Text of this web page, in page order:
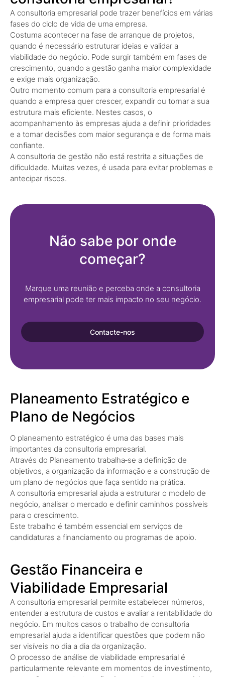
A consultoria empresarial pode trazer benefícios em várias
fases do ciclo de vida de uma empresa.
Costuma acontecer na fase de arranque de projetos,
quando é necessário estruturar ideias e validar a
viabilidade do negócio. Pode surgir também em fases de
crescimento, quando a gestão ganha maior complexidade
e exige mais organização.
Outro momento comum para a consultoria empresarial é
quando a empresa quer crescer, expandir ou tornar a sua
estrutura mais eficiente. Nestes casos, o
acompanhamento às empresas ajuda a definir prioridades
e a tomar decisões com maior segurança e de forma mais
confiante.
A consultoria de gestão não está restrita a situações de
dificuldade. Muitas vezes, é usada para evitar problemas e
antecipar riscos.
Não sabe por onde
começar?
Marque uma reunião e perceba onde a consultoria
empresarial pode ter mais impacto no seu negócio.
Contacte-nos
Planeamento Estratégico e
Plano de Negócios
O planeamento estratégico é uma das bases mais
importantes da consultoria empresarial.
Através do Planeamento trabalha‑se a definição de
objetivos, a organização da informação e a construção de
um plano de negócios que faça sentido na prática.
A consultoria empresarial ajuda a estruturar o modelo de
negócio, analisar o mercado e definir caminhos possíveis
para o crescimento.
Este trabalho é também essencial em serviços de
candidaturas a financiamento ou programas de apoio.
Gestão Financeira e
Viabilidade Empresarial
A consultoria empresarial permite estabelecer números,
entender a estrutura de custos e avaliar a rentabilidade do
negócio. Em muitos casos o trabalho de consultoria
empresarial ajuda a identificar questões que podem não
ser visíveis no dia a dia da organização.
O processo de análise de viabilidade empresarial é
particularmente relevante em momentos de investimento,